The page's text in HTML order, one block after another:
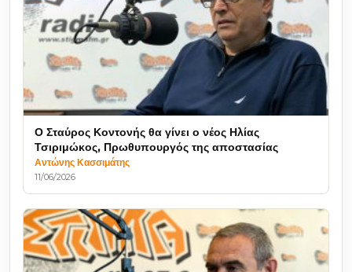
Ο Σταύρος Κοντονής θα γίνει ο νέος Ηλίας
Τσιριμώκος, Πρωθυπουργός της αποστασίας
Αντώνης Κασσιμάτης
11/06/2026